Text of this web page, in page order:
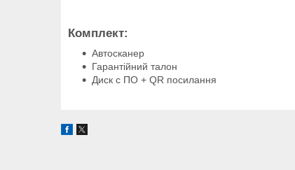
Комплект:
Автосканер
Гарантійний талон
Диск с ПО + QR посилання